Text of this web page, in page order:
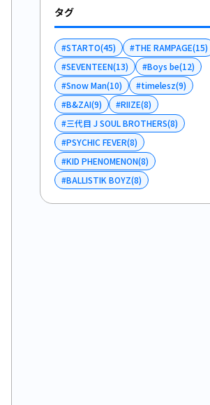
タグ
#STARTO(45) #THE RAMPAGE(15)
#SEVENTEEN(13) #Boys be(12)
#Snow Man(10) #timelesz(9)
#B&ZAI(9) #RIIZE(8)
#三代目 J SOUL BROTHERS(8)
#PSYCHIC FEVER(8)
#KID PHENOMENON(8)
#BALLISTIK BOYZ(8)